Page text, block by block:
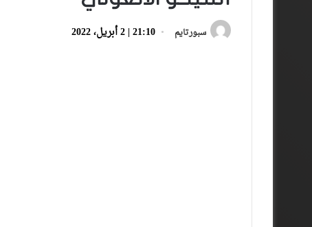
سبورتايم 21:10 | 2 أبريل، 2022